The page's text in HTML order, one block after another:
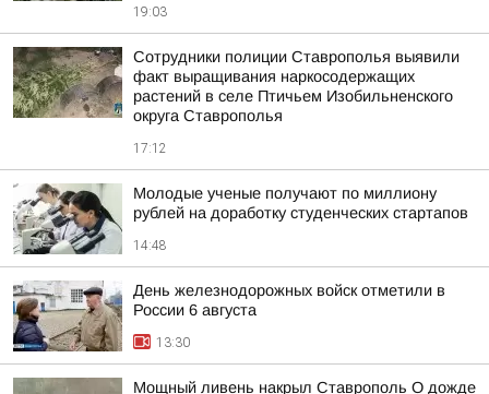
19:03
Сотрудники полиции Ставрополья выявили
факт выращивания наркосодержащих
растений в селе Птичьем Изобильненского
округа Ставрополья
17:12
Молодые ученые получают по миллиону
рублей на доработку студенческих стартапов
14:48
День железнодорожных войск отметили в
России 6 августа
13:30
Мощный ливень накрыл Ставрополь О дожде